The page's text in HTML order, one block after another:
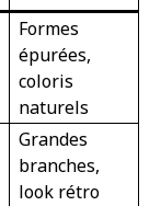
Formes
épurées,
coloris
naturels
Grandes
branches,
look rétro